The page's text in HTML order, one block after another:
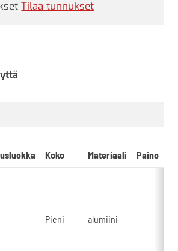
Tilaa tunnukset
Koko Materiaali Paino
Pieni alumiini